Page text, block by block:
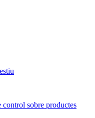
control sobre productes